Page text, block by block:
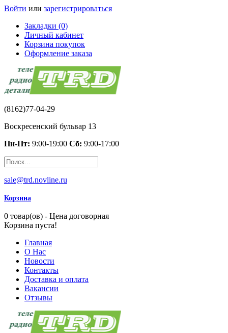
Войти или зарегистрироваться
Закладки (0)
Личный кабинет
Корзина покупок
Оформление заказа
(8162)77-04-29
Воскресенский бульвар 13
Пн-Пт: 9:00-19:00 Сб: 9:00-17:00
sale@trd.novline.ru
Корзина
0 товар(ов) - Цена договорная
Корзина пуста!
Главная
О Нас
Новости
Контакты
Доставка и оплата
Вакансии
Отзывы